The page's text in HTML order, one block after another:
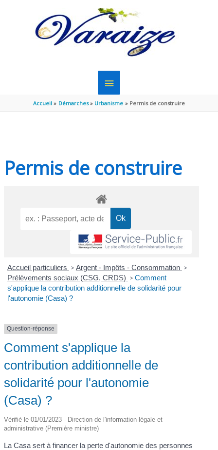
MENU
PRINCIPAL
Accueil Démarches Urbanisme Permis de construire
Permis de construire
Accueil particuliers > Argent - Impôts - Consommation >
Prélèvements sociaux (CSG, CRDS) > Comment
s'applique la contribution additionnelle de solidarité pour
l'autonomie (Casa) ?
Question-réponse
Comment s'applique la
contribution additionnelle de
solidarité pour l'autonomie
(Casa) ?
Vérifié le 01/01/2023 - Direction de l'information légale et
administrative (Première ministre)
La Casa sert à financer la perte d'autonomie des personnes